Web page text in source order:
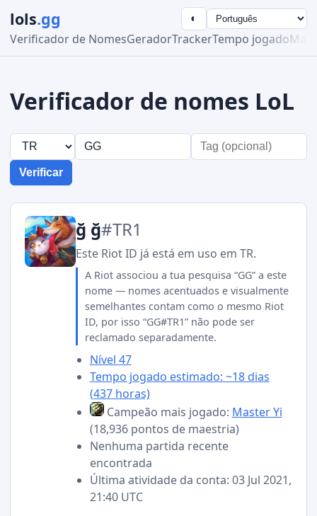
lols.gg
Verificador de NomesGeradorTrackerTempo jogado
◐
Verificador de nomes LoL
Verificar
ğ ğ#TR1
Este Riot ID já está em uso em TR.
A Riot associou a tua pesquisa “GG” a este
nome — nomes acentuados e visualmente
semelhantes contam como o mesmo Riot
ID, por isso “GG#TR1” não pode ser
reclamado separadamente.
Nível 47
Tempo jogado estimado: ~18 dias
(437 horas)
Campeão mais jogado: Master Yi
(18,936 pontos de maestria)
Nenhuma partida recente
encontrada
Última atividade da conta: 03 Jul 2021,
21:40 UTC